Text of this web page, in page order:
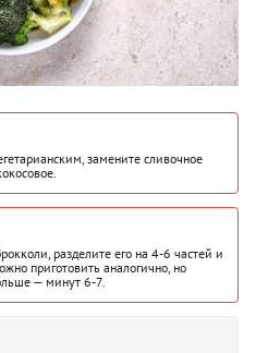
замените сливочное
разделите его на 4-6 частей и
приготовить аналогично, но
— минут 6-7.